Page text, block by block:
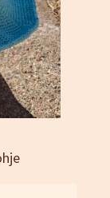
Katjamaarit
vaatteet
Neuleet
Oma tili
tuotteet